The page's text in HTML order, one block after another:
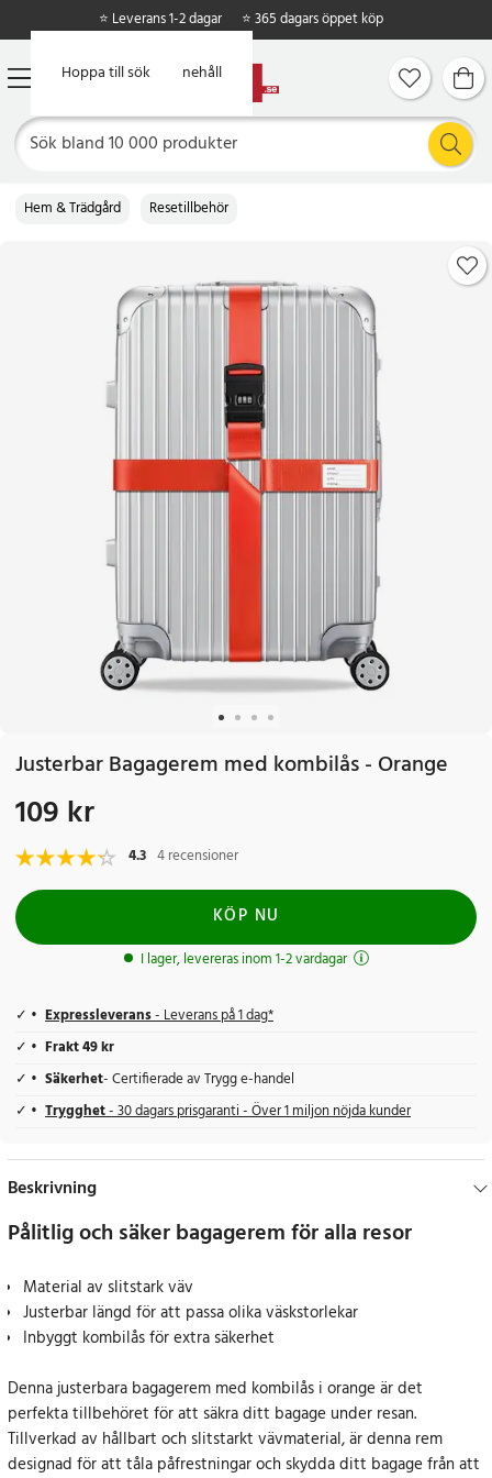
Hoppa till huvudinnehåll
Hoppa till sök
⭐ Leverans 1-2 dagar ⭐ 365 dagars öppet köp
Hem & Trädgård Resetillbehör
Justerbar Bagagerem med kombilås - Orange
Pris:109 kr
109 kr
4.3 4 recensioner
KÖP NU
I lager, levereras inom 1-2 vardagar
Expressleverans- Leverans på 1 dag*
Frakt 49 kr
Säkerhet- Certifierade av Trygg e-handel
Trygghet- 30 dagars prisgaranti - Över 1 miljon nöjda kunder
Beskrivning
Pålitlig och säker bagagerem för alla resor
Material av slitstark väv
Justerbar längd för att passa olika väskstorlekar
Inbyggt kombilås för extra säkerhet
Denna justerbara bagagerem med kombilås i orange är det
perfekta tillbehöret för att säkra ditt bagage under resan.
Tillverkad av hållbart och slitstarkt vävmaterial, är denna rem
designad för att tåla påfrestningar och skydda ditt bagage från att